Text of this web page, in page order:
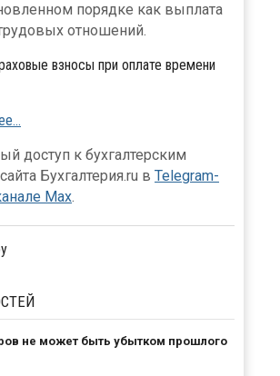
порядке как выплата
отношений.
взносы при оплате времени
доступ к бухгалтерским
Бухгалтерия.ru в Telegram-
Max.
не может быть убытком прошлого